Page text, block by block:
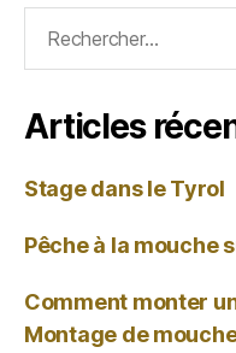
Articles
Stage dans le Tyrol
Pêche à la mouche
Comment monter
Montage de